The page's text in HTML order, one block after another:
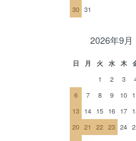
30 31
2026年9月
日 月 火 水 木
1
2 3
6
7 8 9 10
13 14 15 16 17
20 21 22 23 24